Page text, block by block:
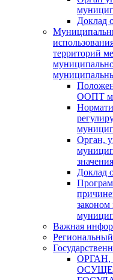
Доклад
территорий
ООПТ
Орган,
значения
Доклад
Важная